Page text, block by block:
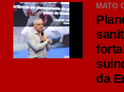
Garrett Oliver, ela
século 19. Os
cervejas estragadas
então encontraram a
concentração maior
MATO
da